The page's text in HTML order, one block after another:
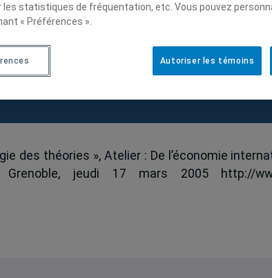
: une typologie des
des théories », Atelier : De l’économie
Grenoble, jeudi 17 mars 2005 http://
les statistiques de fréquentation, etc. Vous pouvez
« Préférences ».
Autoriser les témoins